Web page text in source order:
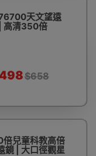
天文望遠
高清350倍
$658
兒童科教高倍
鏡 | 大口徑觀星